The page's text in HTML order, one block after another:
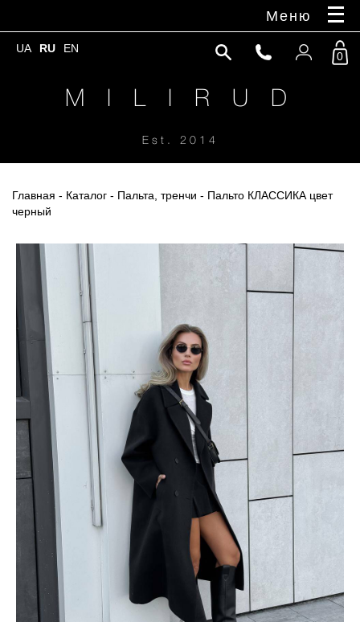
Меню
UA RU EN
M I L I R U D
Est. 2014
0
Главная - Каталог - Пальта, тренчи - Пальто КЛАССИКА цвет
черный